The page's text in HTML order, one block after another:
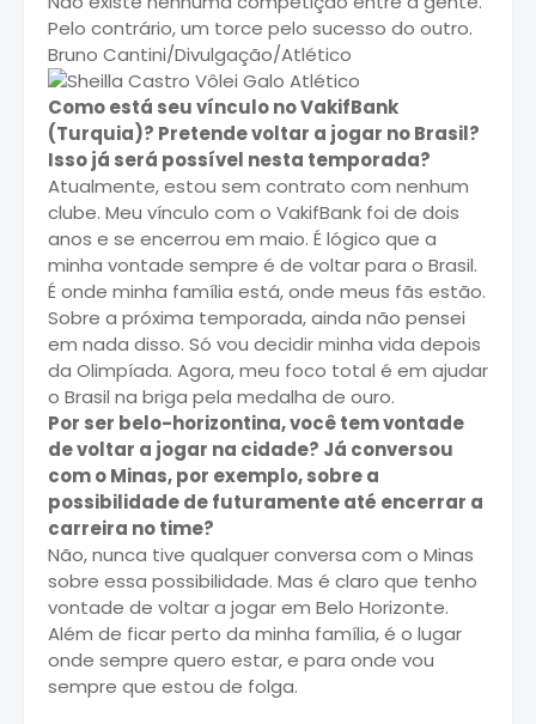
Pelo contrário, um torce pelo sucesso do outro.
Bruno Cantini/Divulgação/Atlético
Como está seu vínculo no VakifBank
(Turquia)? Pretende voltar a jogar no Brasil?
Isso já será possível nesta temporada?
Atualmente, estou sem contrato com nenhum
clube. Meu vínculo com o VakifBank foi de dois
anos e se encerrou em maio. É lógico que a
minha vontade sempre é de voltar para o Brasil.
É onde minha família está, onde meus fãs estão.
Sobre a próxima temporada, ainda não pensei
em nada disso. Só vou decidir minha vida depois
da Olimpíada. Agora, meu foco total é em ajudar
o Brasil na briga pela medalha de ouro.
Por ser belo-horizontina, você tem vontade
de voltar a jogar na cidade? Já conversou
com o Minas, por exemplo, sobre a
possibilidade de futuramente até encerrar a
carreira no time?
Não, nunca tive qualquer conversa com o Minas
sobre essa possibilidade. Mas é claro que tenho
vontade de voltar a jogar em Belo Horizonte.
Além de ficar perto da minha família, é o lugar
onde sempre quero estar, e para onde vou
sempre que estou de folga.